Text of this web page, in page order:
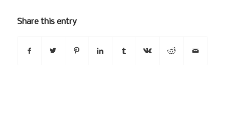
Share this entry